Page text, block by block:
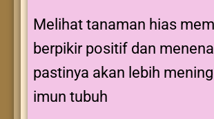
Melihat tanaman hias
berpikir positif dan
pastinya akan lebih
imun tubuh